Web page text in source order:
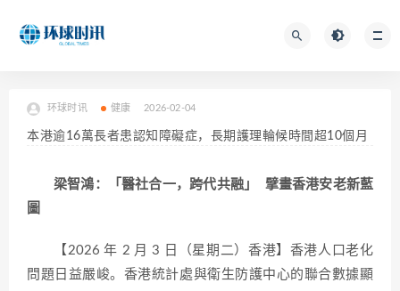
环球时讯 健康 2026-02-04
本港逾16萬長者患認知障礙症，長期護理輪候時間超10個月
梁智鴻：「醫社合一，跨代共融」 擘畫香港安老新藍
圖
【2026 年 2 月 3 日（星期二）香港】香港人口老化
問題日益嚴峻。香港統計處與衛生防護中心的聯合數據顯